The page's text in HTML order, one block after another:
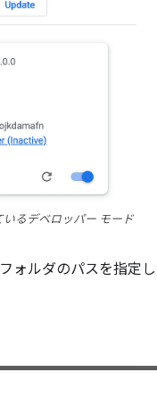
るデベロッパー モード
ォルダのパスを指定